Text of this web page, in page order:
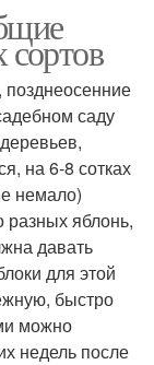
сортов
саду
на 6-8 сотках
немало)
разных яблонь,
давать
для этой
быстро
можно
недель после